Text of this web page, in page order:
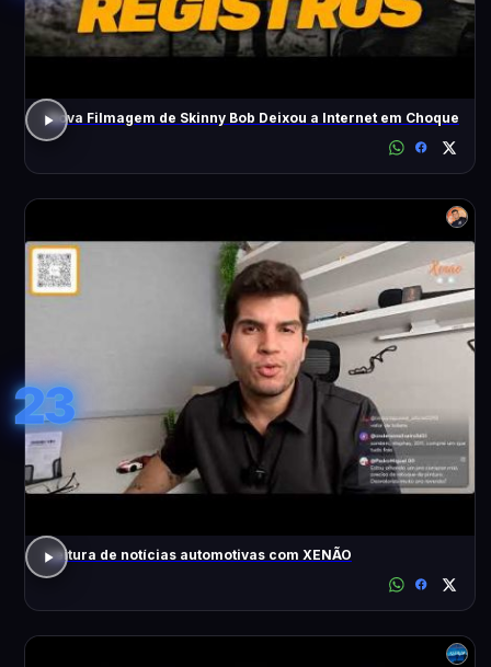
Nova Filmagem de Skinny Bob Deixou a Internet em Choque
23
Leitura de notícias automotivas com XENÃO